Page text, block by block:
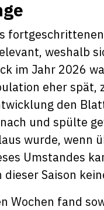
weshalb
im Jahr 2026
eher spät,
den
und spülte
wurde, wenn
Umstandes
dieser Saison
Wochen fand